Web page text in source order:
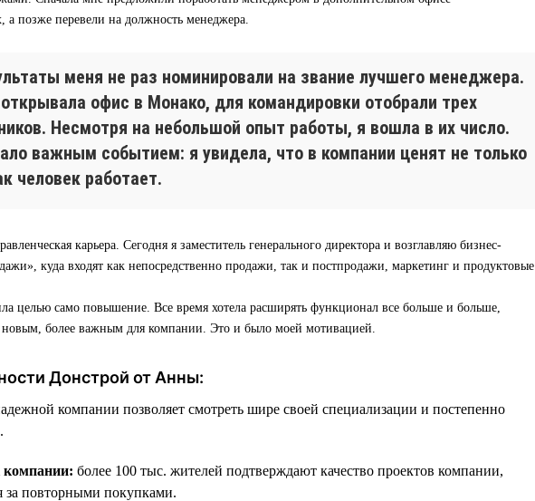
а позже перевели на должность менеджера.
меня не раз номинировали на звание лучшего менеджера.
офис в Монако, для командировки отобрали трех
Несмотря на небольшой опыт работы, я вошла в их число.
важным событием: я увидела, что в компании ценят не только
человек работает.
карьера. Сегодня я заместитель генерального директора и возглавляю бизнес-
куда входят как непосредственно продажи, так и постпродажи, маркетинг и продуктовые
целью само повышение. Все время хотела расширять функционал все больше и больше,
новым, более важным для компании. Это и было моей мотивацией.
Донстрой от Анны:
компании позволяет смотреть шире своей специализации и постепенно
компании: более 100 тыс. жителей подтверждают качество проектов компании,
за повторными покупками.